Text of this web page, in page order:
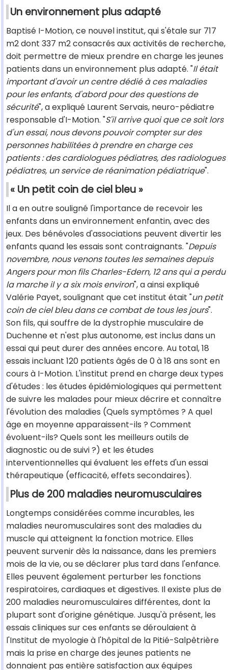
Un environnement plus adapté
Baptisé I-Motion, ce nouvel institut, qui s'étale sur 717
m2 dont 337 m2 consacrés aux activités de recherche,
doit permettre de mieux prendre en charge les jeunes
patients dans un environnement plus adapté. "Il était
important d'avoir un centre dédié à ces maladies
pour les enfants, d'abord pour des questions de
sécurité", a expliqué Laurent Servais, neuro-pédiatre
responsable d'I-Motion. "S'il arrive quoi que ce soit lors
d'un essai, nous devons pouvoir compter sur des
personnes habilitées à prendre en charge ces
patients : des cardiologues pédiatres, des radiologues
pédiatres, un service de réanimation pédiatrique".
« Un petit coin de ciel bleu »
Il a en outre souligné l'importance de recevoir les
enfants dans un environnement enfantin, avec des
jeux. Des bénévoles d'associations peuvent divertir les
enfants quand les essais sont contraignants. "Depuis
novembre, nous venons toutes les semaines depuis
Angers pour mon fils Charles-Edern, 12 ans qui a perdu
la marche il y a six mois environ", a ainsi expliqué
Valérie Payet, soulignant que cet institut était "un petit
coin de ciel bleu dans ce combat de tous les jours".
Son fils, qui souffre de la dystrophie musculaire de
Duchenne et n'est plus autonome, est inclus dans un
essai qui peut durer des années encore. Au total, 18
essais incluant 120 patients âgés de 0 à 18 ans sont en
cours à I-Motion. L'institut prend en charge deux types
d'études : les études épidémiologiques qui permettent
de suivre les malades pour mieux décrire et connaître
l'évolution des maladies (Quels symptômes ? A quel
âge en moyenne apparaissent-ils ? Comment
évoluent-ils? Quels sont les meilleurs outils de
diagnostic ou de suivi ?) et les études
interventionnelles qui évaluent les effets d'un essai
thérapeutique (efficacité, effets secondaires).
Plus de 200 maladies neuromusculaires
Longtemps considérées comme incurables, les
maladies neuromusculaires sont des maladies du
muscle qui atteignent la fonction motrice. Elles
peuvent survenir dès la naissance, dans les premiers
mois de la vie, ou se déclarer plus tard dans l'enfance.
Elles peuvent également perturber les fonctions
respiratoires, cardiaques et digestives. Il existe plus de
200 maladies neuromusculaires différentes, dont la
plupart sont d'origine génétique. Jusqu'à présent, les
essais cliniques sur ces enfants se déroulaient à
l'Institut de myologie à l'hôpital de la Pitié-Salpêtrière
mais la prise en charge des jeunes patients ne
donnaient pas entière satisfaction aux équipes